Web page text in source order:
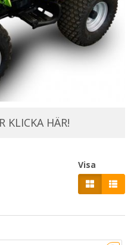
KLICKA HÄR!
Visa